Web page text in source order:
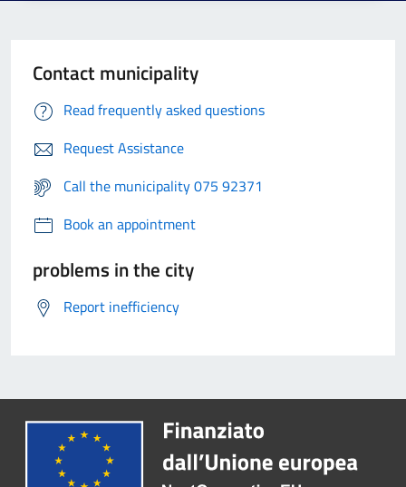
Contact municipality
Read frequently asked questions
Request Assistance
Call the municipality 075 92371
Book an appointment
problems in the city
Report inefficiency